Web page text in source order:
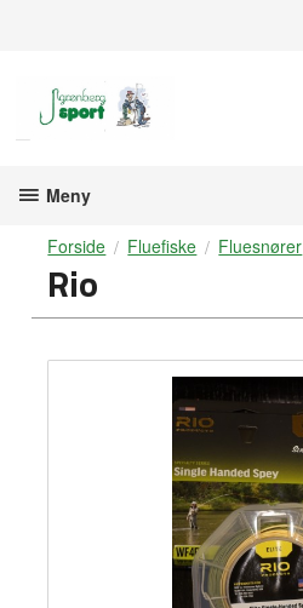
Meny
Forside Fluefiske Fluesnører
Rio